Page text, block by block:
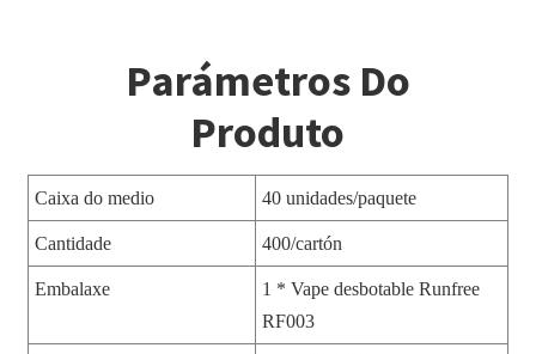
Parámetros Do
Produto
Caixa do medio 40 unidades/paquete
Cantidade 400/cartón
Embalaxe
1 * Vape desbotable Runfree
RF003